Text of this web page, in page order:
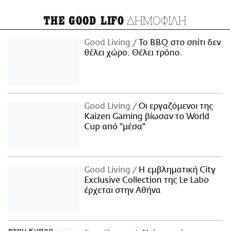
THE GOOD LIFO ΔΗΜΟΦΙΛΗ
Good Living
Το BBQ στο σπίτι δεν
θέλει χώρο. Θέλει τρόπο.
Good Living
Οι εργαζόμενοι της
Kaizen Gaming βίωσαν το World
Cup από "μέσα"
Good Living
Η εμβληματική City
Exclusive Collection της Le Labo
έρχεται στην Αθήνα